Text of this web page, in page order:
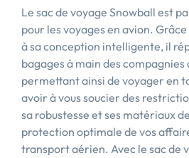
Le sac de voyage Snowball est
pour les voyages en avion.
à sa conception intelligente, il
bagages à main des compagnies
permettant ainsi de voyager en
avoir à vous soucier des
sa robustesse et ses matériaux
protection optimale de vos
transport aérien. Avec le sac de